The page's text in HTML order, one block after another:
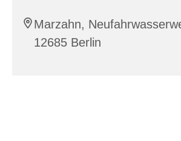
Marzahn,
12685 Berlin